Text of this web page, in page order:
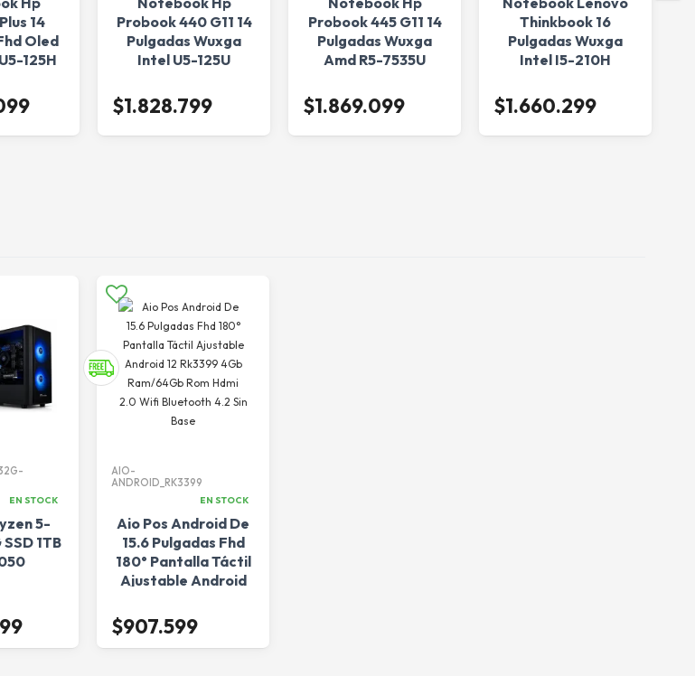
14
Oled
125H
Probook 440 G11 14
Pulgadas Wuxga
Intel U5-125U
$1.828.799
Probook 445 G11 14
Pulgadas Wuxga
Amd R5-7535U
W11Pro
$1.869.099
Thinkbook 16
Pulgadas Wuxga
Intel I5-210H
Freedos
$1.660.299
EN STOCK
5-
1TB
AIO-
ANDROID_RK3399
EN STOCK
Aio Pos Android De
15.6 Pulgadas Fhd
180° Pantalla Táctil
Ajustable Android
Ram/64Gb Rom
Hdmi 2.0 Wifi
$907.599